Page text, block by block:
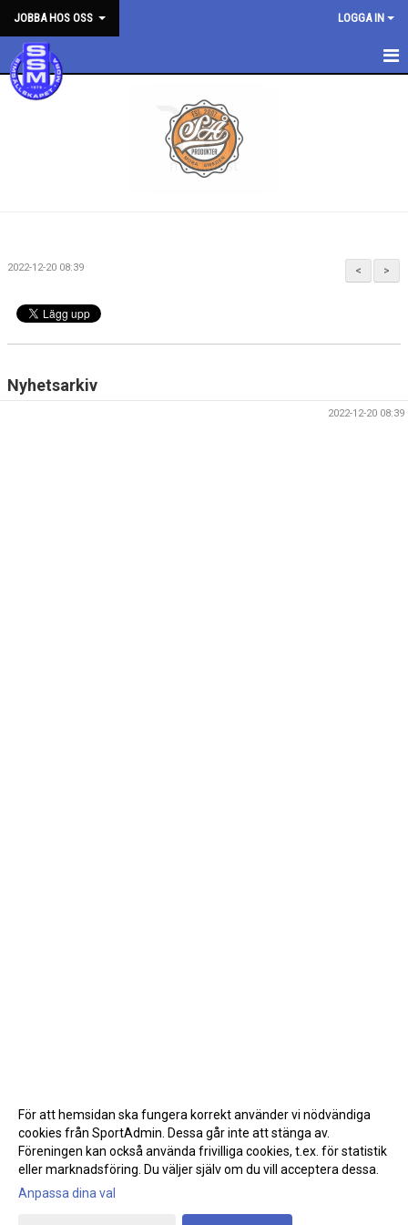
JOBBA HOS OSS LOGGA IN
HEM
>
<
2022-12-20 08:39
Nyhetsarkiv
2022-12-20 08:39
Gå till Webbversion
För att hemsidan ska fungera korrekt använder vi nödvändiga
cookies från SportAdmin. Dessa går inte att stänga av.
Föreningen kan också använda frivilliga cookies, t.ex. för statistik
eller marknadsföring. Du väljer själv om du vill acceptera dessa.
Anpassa dina val